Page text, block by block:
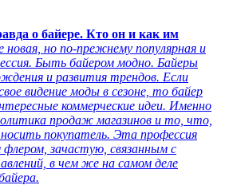
о байере. Кто он и как им
новая, но по-прежнему популярная и
Быть байером модно. Байеры
и развития трендов. Если
видение моды в сезоне, то байер
коммерческие идеи. Именно
продаж магазинов и то, что,
носить покупатель. Эта профессия
зачастую, связанным с
в чем же на самом деле